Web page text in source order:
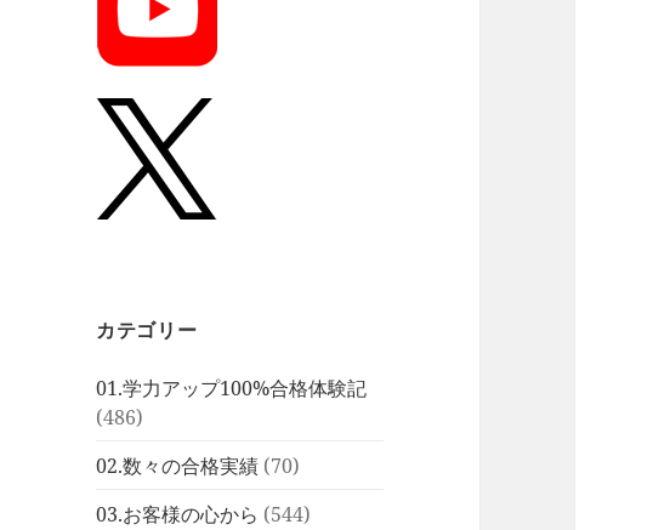
カテゴリー
01.学力アップ100%合格体験記
(486)
02.数々の合格実績 (70)
03.お客様の心から (544)